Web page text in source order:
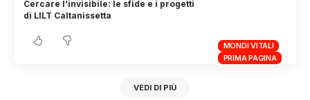
MONDI VITALI
PRIMA PAGINA
Cercare l’invisibile: le sfide e i progetti
di LILT Caltanissetta
VEDI DI PIÙ